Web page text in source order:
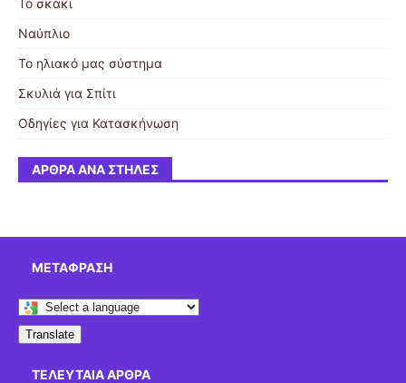
Ναύπλιο
Το ηλιακό μας σύστημα
Σκυλιά για Σπίτι
Οδηγίες για Κατασκήνωση
ΆΡΘΡΑ ΑΝΆ ΣΤΉΛΕΣ
ΜΕΤΆΦΡΑΣΗ
Translate
ΤΕΛΕΥΤΑΊΑ ΆΡΘΡΑ